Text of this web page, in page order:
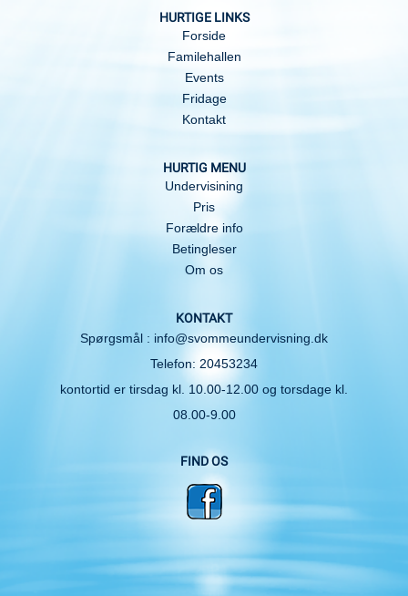
HURTIGE LINKS
Forside
Familehallen
Events
Fridage
Kontakt
HURTIG MENU
Undervisining
Pris
Forældre info
Betingleser
Om os
KONTAKT
Spørgsmål : info@svommeundervisning.dk
Telefon: 20453234
kontortid er tirsdag kl. 10.00-12.00 og torsdage kl.
08.00-9.00
FIND OS